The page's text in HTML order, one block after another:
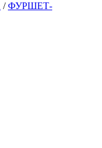
/ ФУРШЕТ-